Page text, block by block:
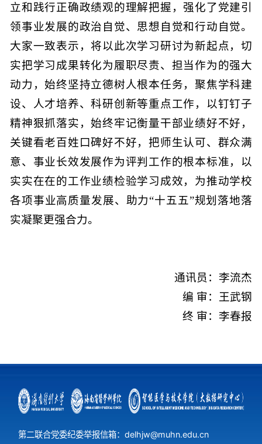
立和践行正确政绩观的理解把握，强化了党建引
领事业发展的政治自觉、思想自觉和行动自觉。
大家一致表示，将以此次学习研讨为新起点，切
实把学习成果转化为履职尽责、担当作为的强大
动力，始终坚持立德树人根本任务，聚焦学科建
设、人才培养、科研创新等重点工作，以钉钉子
精神狠抓落实，始终牢记衡量干部业绩好不好，
关键看老百姓口碑好不好，把师生认可、群众满
意、事业长效发展作为评判工作的根本标准，以
实实在在的工作业绩检验学习成效，为推动学校
各项事业高质量发展、助力“十五五”规划落地落
实凝聚更强合力。
通讯员：李流杰
编 审：王武钢
终 审：李春报
第二联合党委纪委举报信箱：delhjw@muhn.edu.cn